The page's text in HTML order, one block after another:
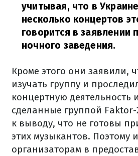
учитывая, что в
несколько концертов
говорится в заявлении
ночного заведения.
Кроме этого они заявили,
изучать группу и
концертную деятельность
сделанные группой
к выводу, что не готовы
этих музыкантов. Поэтому
организаторам в